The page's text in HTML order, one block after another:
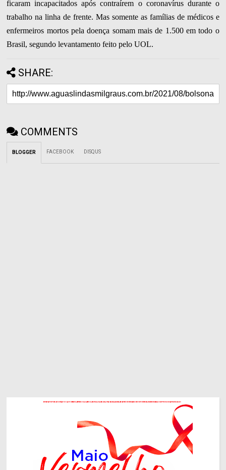
ficaram incapacitados após contraírem o coronavírus durante o
trabalho na linha de frente. Mas somente as famílias de médicos e
enfermeiros mortos pela doença somam mais de 1.500 em todo o
Brasil, segundo levantamento feito pelo UOL.
SHARE:
COMMENTS
BLOGGER FACEBOOK DISQUS